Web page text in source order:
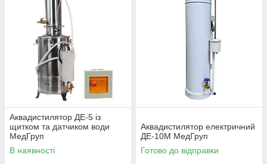
Аквадистилятор ДЕ-5 із
щитком та датчиком води
МедГруп
В наявності
Аквадистилятор електричний
ДЕ-10М МедГруп
Готово до відправки